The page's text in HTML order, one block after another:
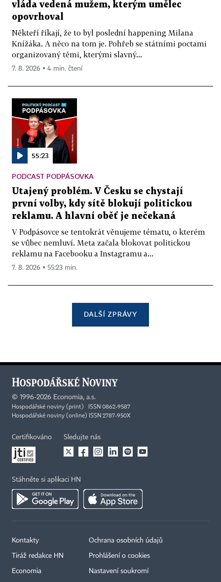
vláda vedená mužem, kterým umělec
opovrhoval
Někteří říkají, že to byl poslední happening Milana
Knížáka. A něco na tom je. Pohřeb se státními poctami
organizovaný těmi, kterými slavný...
7. 8. 2026 ▪ 4 min. čtení
55:23
PODCAST PODPÁSOVKA
Utajený problém. V Česku se chystají
první volby, kdy sítě blokují politickou
reklamu. A hlavní oběť je nečekaná
V Podpásovce se tentokrát věnujeme tématu, o kterém
se vůbec nemluví. Meta začala blokovat politickou
reklamu na Facebooku a Instagramu a...
7. 8. 2026 ▪ 55:23 min.
DALŠÍ ZPRÁVY
© 1996-2026 Economia, a.s.
Hospodářské noviny (print) ISSN 0862-9587
Hospodářské noviny (online) ISSN 2787-950X
Certifikováno Sledujte nás
Stáhněte si aplikaci HN
Kontakty
Tiráž redakce HN
Economia
Ochrana osobních údajů
Prohlášení o cookies
Nastavení soukromí